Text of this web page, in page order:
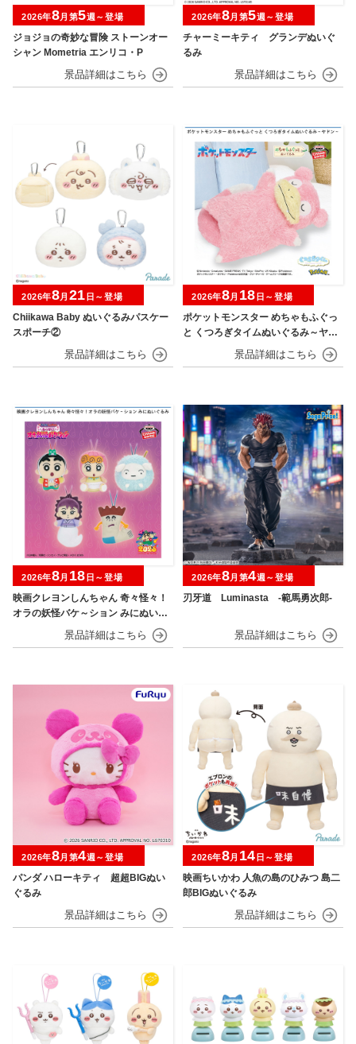
ジョジョの奇妙な冒険 ストーンオー
シャン Mometria エンリコ・P
2026年8月第5週～登場
チャーミーキティ グランデぬいぐ
るみ
2026年8月第5週～登場
Chiikawa Baby ぬいぐるみパスケー
スポーチ②
2026年8月 21 日～登場
ポケットモンスター めちゃもふぐっ
と くつろぎタイムぬいぐるみ～ヤド
2026年8月 18 日～登場
映画クレヨンしんちゃん 奇々怪々！
オラの妖怪バケ～ション みにぬいぐ
2026年8月 18 日～登場
刃牙道 Luminasta ‐範馬勇次郎‐
2026年8月第4週～登場
パンダ ハローキティ 超超BIGぬい
ぐるみ
2026年8月第4週～登場
映画ちいかわ 人魚の島のひみつ 島二
郎BIGぬいぐるみ
2026年8月 14 日～登場